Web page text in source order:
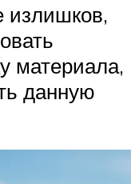
излишков,
материала,
данную